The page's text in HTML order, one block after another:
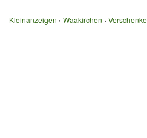
Kleinanzeigen Waakirchen